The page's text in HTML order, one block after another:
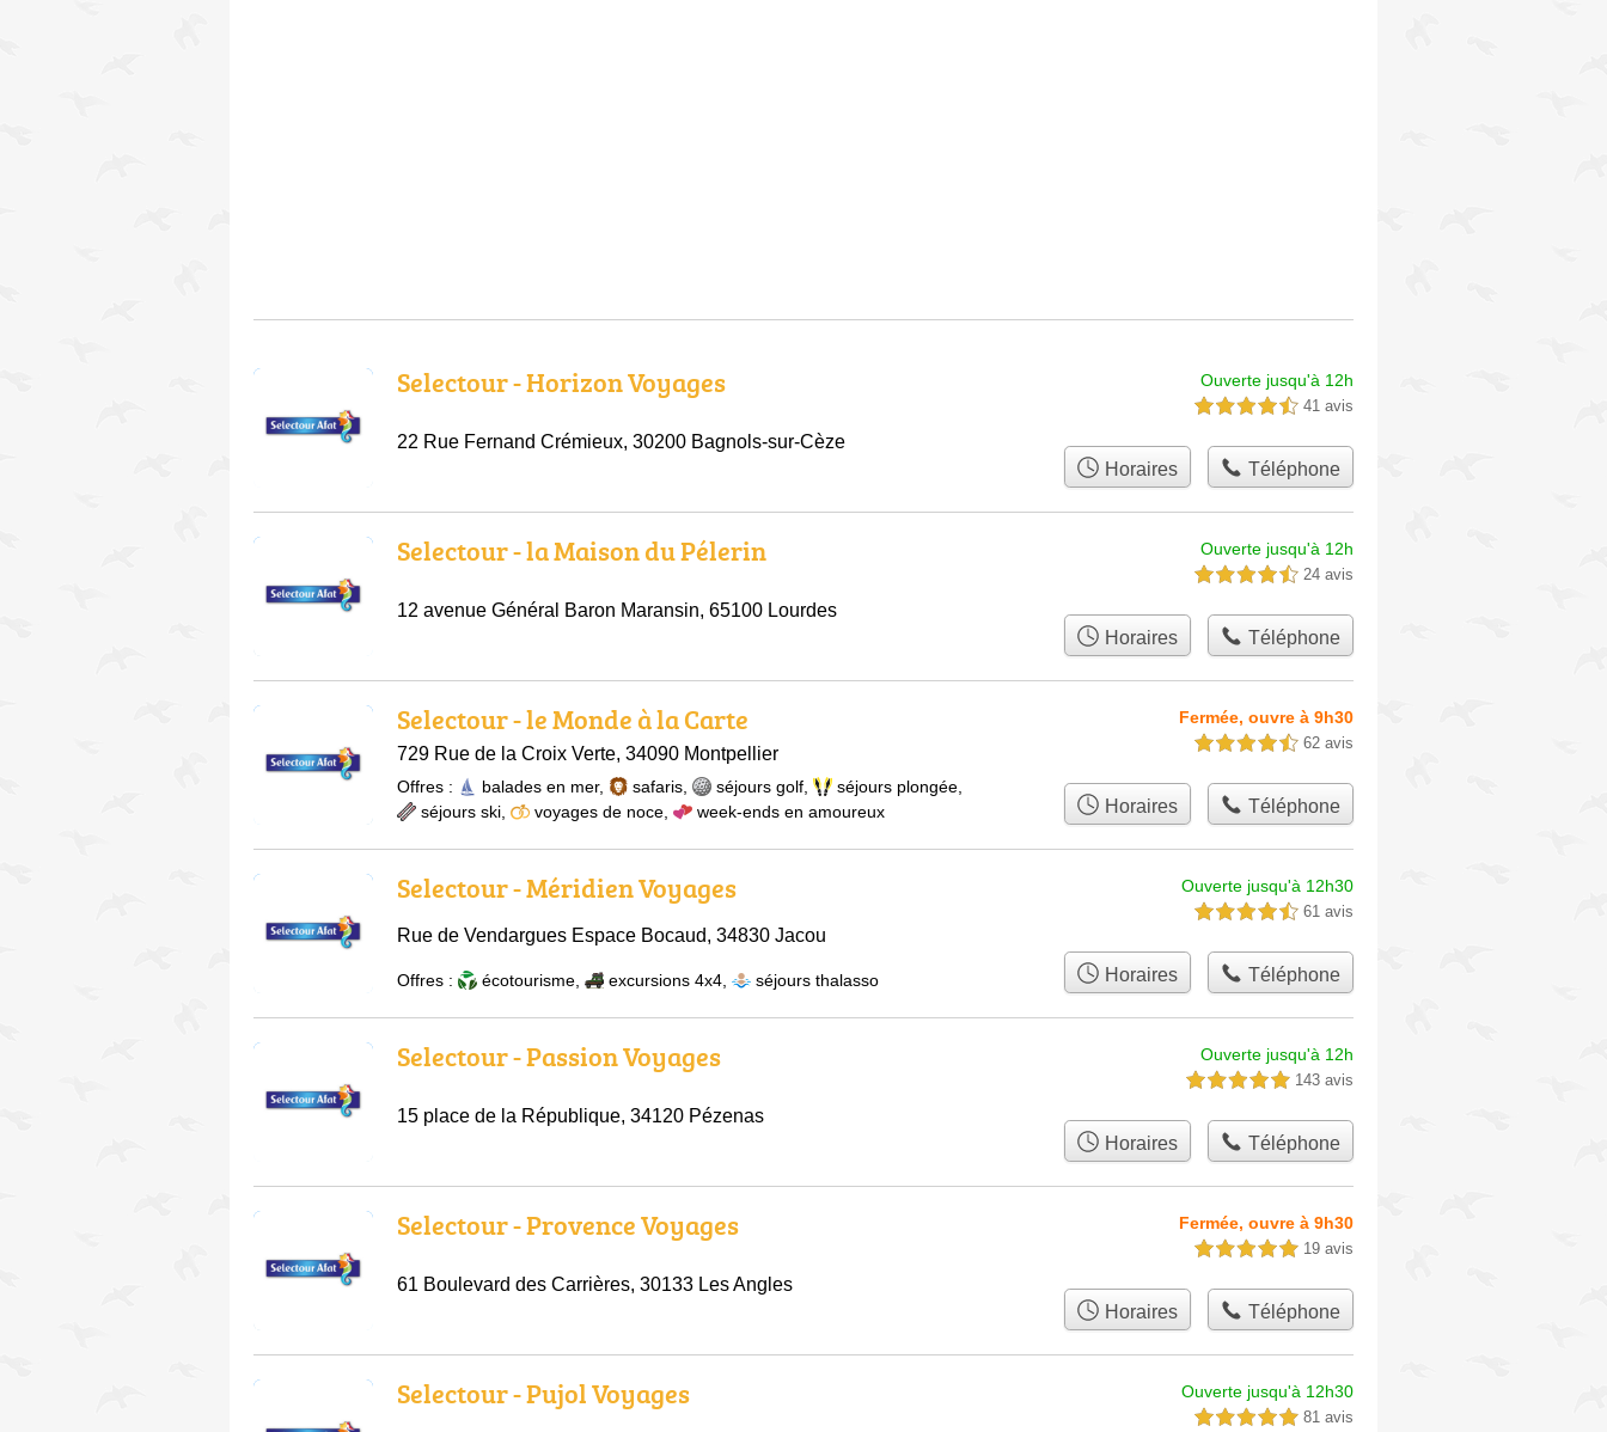
Selectour - Horizon Voyages
22 Rue Fernand Crémieux, 30200 Bagnols-sur-Cèze
Ouverte jusqu'à 12h
4,5 étoiles sur 5 41 avis
Horaires Téléphone
Selectour - la Maison du Pélerin
12 avenue Général Baron Maransin, 65100 Lourdes
Ouverte jusqu'à 12h
4,5 étoiles sur 5 24 avis
Horaires Téléphone
Selectour - le Monde à la Carte
729 Rue de la Croix Verte, 34090 Montpellier
Fermée, ouvre à 9h30
4,5 étoiles sur 5 62 avis
Offres : balades en mer, safaris séjours golf séjours plongée
séjours ski
voyages de noce week-ends en amoureux Horaires Téléphone
Selectour - Méridien Voyages
Rue de Vendargues Espace Bocaud, 34830 Jacou
Ouverte jusqu'à 12h30
4,5 étoiles sur 5 61 avis
Offres : écotourisme excursions 4x4 séjours thalasso Horaires Téléphone
Selectour - Passion Voyages
15 place de la République, 34120 Pézenas
Ouverte jusqu'à 12h
5,0 étoiles sur 5 143 avis
Horaires Téléphone
Selectour - Provence Voyages
61 Boulevard des Carrières, 30133 Les Angles
Fermée, ouvre à 9h30
5,0 étoiles sur 5 19 avis
Horaires Téléphone
Selectour - Pujol Voyages Ouverte jusqu'à 12h30
5,0 étoiles sur 5 81 avis